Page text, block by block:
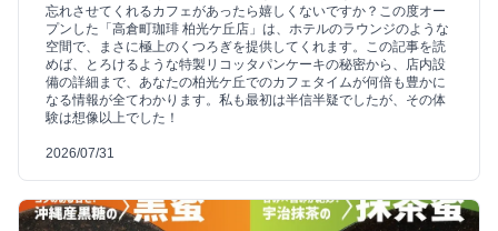
忘れさせてくれるカフェがあったら嬉しくないですか？この度オー
プンした「高倉町珈琲 柏光ケ丘店」は、ホテルのラウンジのような
空間で、まさに極上のくつろぎを提供してくれます。この記事を読
めば、とろけるような特製リコッタパンケーキの秘密から、店内設
備の詳細まで、あなたの柏光ケ丘でのカフェタイムが何倍も豊かに
なる情報が全てわかります。私も最初は半信半疑でしたが、その体
験は想像以上でした！
2026/07/31